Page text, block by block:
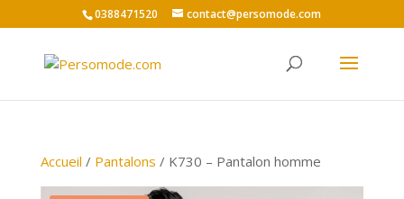
0388471520 contact@persomode.com
Accueil / Pantalons / K730 – Pantalon homme